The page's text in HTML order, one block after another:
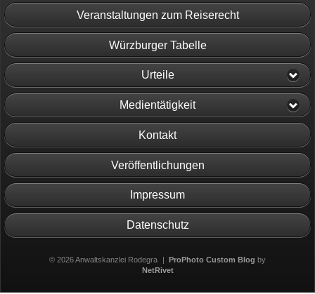
Veranstaltungen zum Reiserecht
Würzburger Tabelle
Urteile
Medientätigkeit
Kontakt
Veröffentlichungen
Impressum
Datenschutz
© 2026 Anwaltskanzlei Rodegra | ProPhoto Custom Blog by
NetRivet